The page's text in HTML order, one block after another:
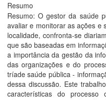
Resumo
Resumo: O gestor da saúde
avaliar e monitorar as ações e
localidade, confronta-se
que são baseadas em
a importância da gestão da
das organizações e do
tríade saúde pública -
dessa discussão. Este
características do